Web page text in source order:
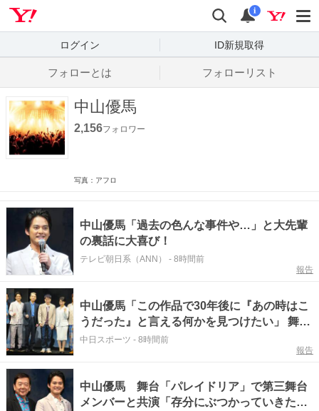
検索
通知
i
ログイン ID新規取得
フォローとは フォローリスト
中山優馬
2,156フォロワー
写真：アフロ
中山優馬「過去の色んな事件や…」と大先輩
の裏話に大喜び！
テレビ朝日系（ANN） - 8時間前
報告
中山優馬「この作品で30年後に『あの時はこ
うだった』と言える何かを見つけたい」 舞台
「パレイドリア」9日開幕
中日スポーツ - 8時間前
報告
中山優馬 舞台「パレイドリア」で第三舞台
メンバーと共演「存分にぶつかっていきた